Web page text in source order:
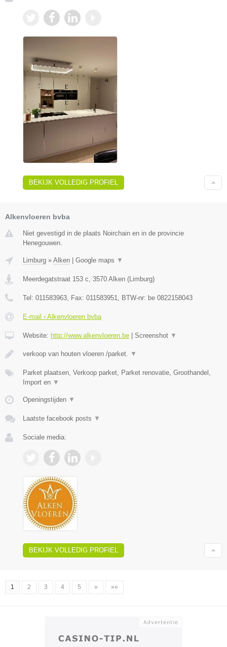
BEKIJK VOLLEDIG PROFIEL
Alkenvloeren bvba
Niet gevestigd in de plaats Noirchain en in de provincie
Henegouwen.
Limburg » Alken Google maps ▼
Meerdegatstraat 153 c 3570 Alken ( Limburg)
Tel: 011583963 , Fax: 011583951 , BTW-nr: be 0822158043
E-mail › Alkenvloeren bvba
Website: http://www.alkenvloeren.be Screenshot ▼
verkoop van houten vloeren /parket. ▼
Parket plaatsen, Verkoop parket, Parket renovatie, Groothandel,
Import en ▼
Openingstijden ▼
Laatste facebook posts ▼
Sociale media:
BEKIJK VOLLEDIG PROFIEL
1 2 3 4 5 » »»